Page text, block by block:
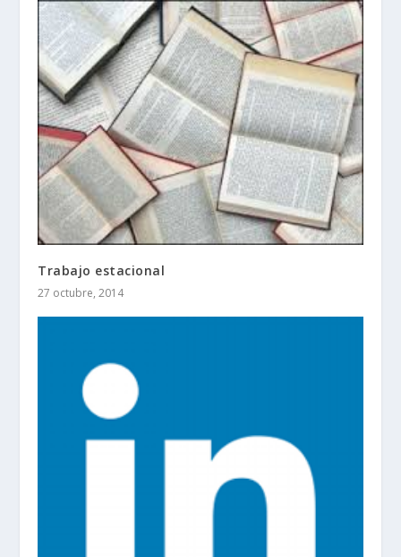
Trabajo estacional
27 octubre, 2014